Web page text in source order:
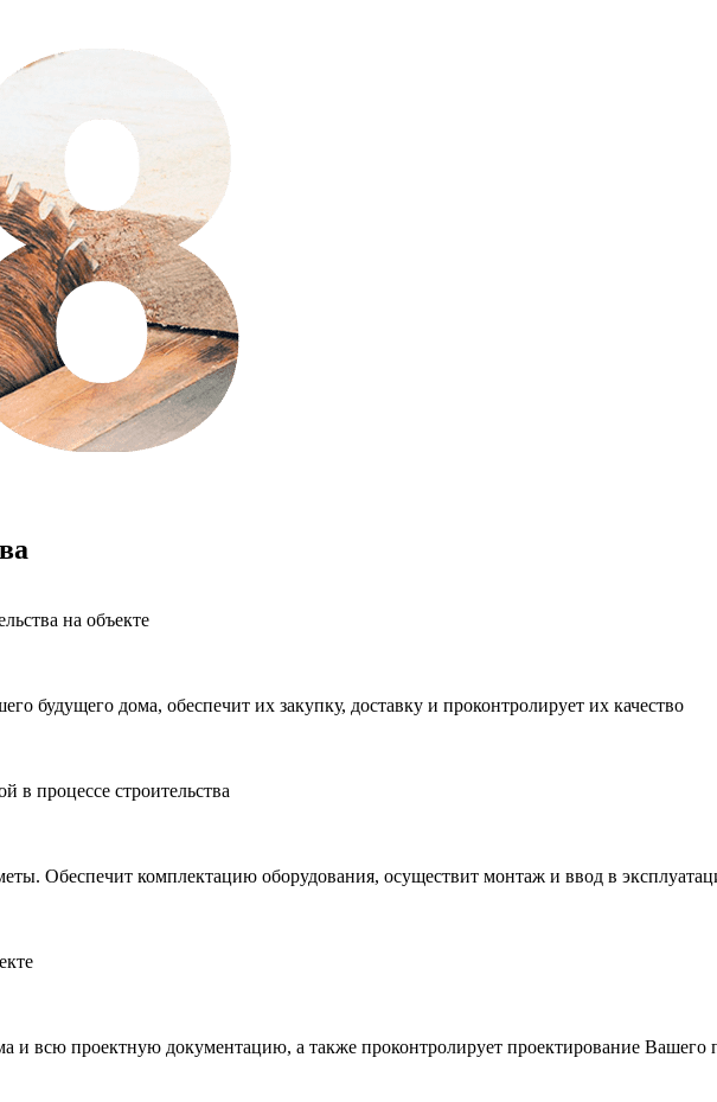
на объекте
будущего дома, обеспечит их закупку, доставку и проконтролирует их качество
в процессе строительства
Обеспечит комплектацию оборудования, осуществит монтаж и ввод в
и всю проектную документацию, а также проконтролирует проектирование Вашего